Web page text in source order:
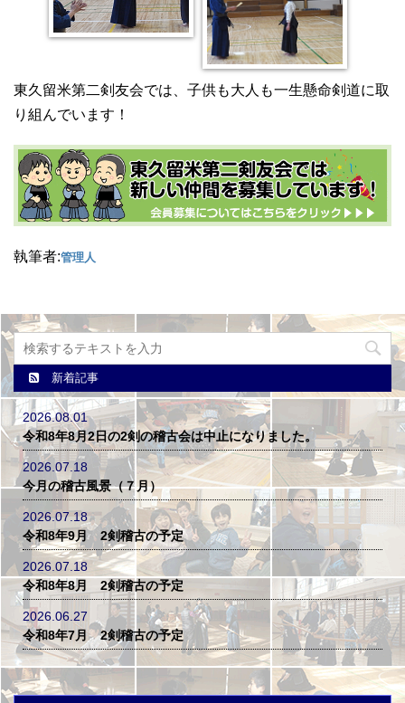
東久留米第二剣友会では、子供も大人も一生懸命剣道に取
り組んでいます！
執筆者:管理人
新着記事
2026.08.01
令和8年8月2日の2剣の稽古会は中止になりました。
2026.07.18
今月の稽古風景（７月）
2026.07.18
令和8年9月 2剣稽古の予定
2026.07.18
令和8年8月 2剣稽古の予定
2026.06.27
令和8年7月 2剣稽古の予定